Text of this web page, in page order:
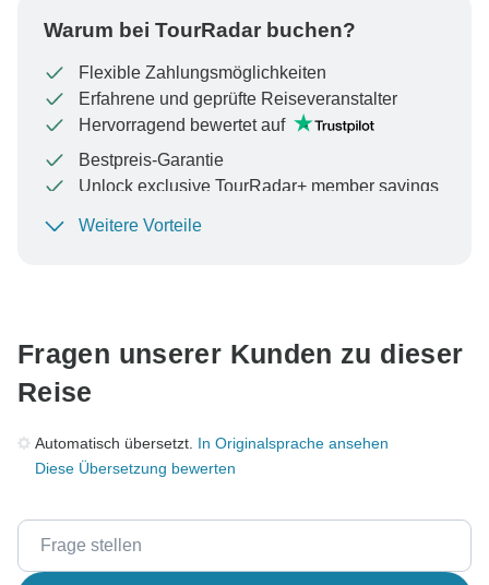
Warum bei TourRadar buchen?
Flexible Zahlungsmöglichkeiten
Erfahrene und geprüfte Reiseveranstalter
Hervorragend bewertet auf
Bestpreis-Garantie
Unlock exclusive TourRadar+ member savings
Um Ihre Zahlung zu schützen und sicherzustellen,
Weitere Vorteile
Fragen unserer Kunden zu dieser
Reise
Automatisch übersetzt. In Originalsprache ansehen
Diese Übersetzung bewerten